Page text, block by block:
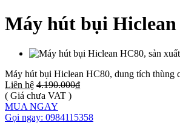
Máy hút bụi Hiclean
Máy hút bụi Hiclean HC80, dung tích thùng
Liên hệ 4.190.000₫
( Giá chưa VAT )
MUA NGAY
Gọi ngay: 0984115358